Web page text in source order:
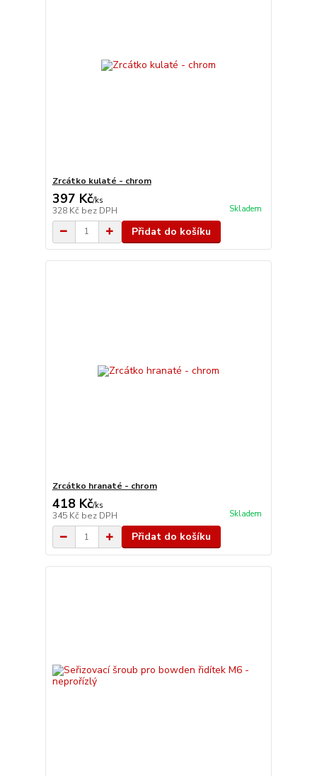
Zrcátko kulaté - chrom
397 Kč/ks
328 Kč bez DPH Skladem
Přidat do košíku
Zrcátko hranaté - chrom
418 Kč/ks
345 Kč bez DPH Skladem
Přidat do košíku